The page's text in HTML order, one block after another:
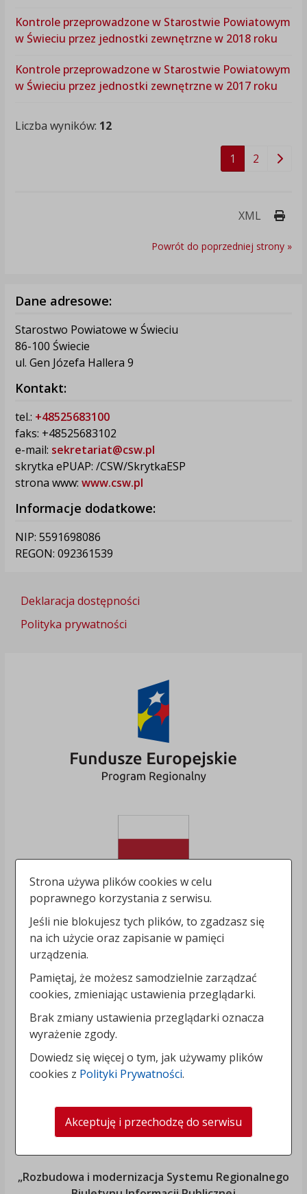
Kontrole przeprowadzone w Starostwie Powiatowym
w Świeciu przez jednostki zewnętrzne w 2018 roku
Kontrole przeprowadzone w Starostwie Powiatowym
w Świeciu przez jednostki zewnętrzne w 2017 roku
Liczba wyników: 12
1 2
XML
Powrót do poprzedniej strony »
Dane adresowe:
Starostwo Powiatowe w Świeciu
86-100 Świecie
ul. Gen Józefa Hallera 9
Kontakt:
tel.: +48525683100
faks: +48525683102
e-mail: sekretariat@csw.pl
skrytka ePUAP: /CSW/SkrytkaESP
strona www: www.csw.pl
Informacje dodatkowe:
NIP: 5591698086
REGON: 092361539
Deklaracja dostępności
Polityka prywatności
„Rozbudowa i modernizacja Systemu Regionalnego
Strona używa plików cookies w celu
poprawnego korzystania z serwisu.
Jeśli nie blokujesz tych plików, to zgadzasz się
na ich użycie oraz zapisanie w pamięci
urządzenia.
Pamiętaj, że możesz samodzielnie zarządzać
cookies, zmieniając ustawienia przeglądarki.
Brak zmiany ustawienia przeglądarki oznacza
wyrażenie zgody.
Dowiedz się więcej o tym, jak używamy plików
cookies z Polityki Prywatności.
Akceptuję i przechodzę do serwisu